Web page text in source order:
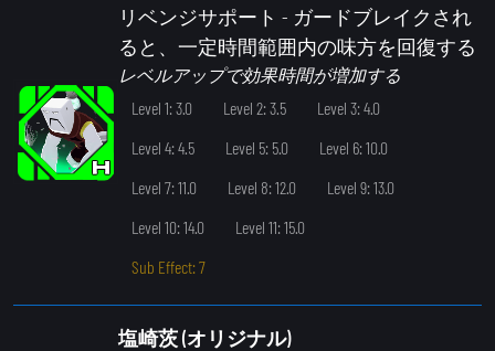
リベンジサポート - ガードブレイクされ
ると、一定時間範囲内の味方を回復する
レベルアップで効果時間が増加する
Level 1: 3.0
Level 2: 3.5
Level 3: 4.0
Level 4: 4.5
Level 5: 5.0
Level 6: 10.0
Level 7: 11.0
Level 8: 12.0
Level 9: 13.0
Level 10: 14.0
Level 11: 15.0
Sub Effect: 7
塩崎茨 (オリジナル)